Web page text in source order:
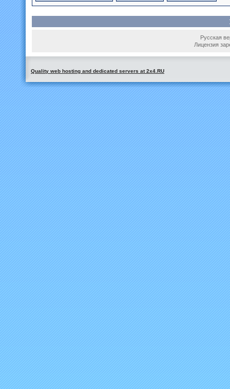
Русская
Лицензия
Quality web hosting and dedicated servers at 2x4.RU